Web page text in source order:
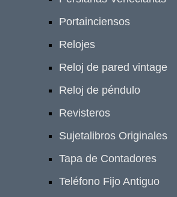
Portainciensos
Relojes
Reloj de pared vintage
Reloj de péndulo
Revisteros
Sujetalibros Originales
Tapa de Contadores
Teléfono Fijo Antiguo